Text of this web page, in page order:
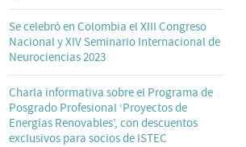
Se celebró en Colombia el XIII Congreso
Nacional y XIV Seminario Internacional de
Neurociencias 2023
Charla informativa sobre el Programa de
Posgrado Profesional ‘Proyectos de
Energías Renovables’, con descuentos
exclusivos para socios de ISTEC